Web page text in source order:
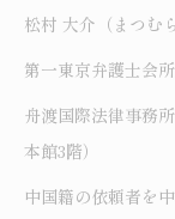
松村 大介（まつむ
第一東京弁護士会
舟渡国際法律事務
本館3階）
中国籍の依頼者を